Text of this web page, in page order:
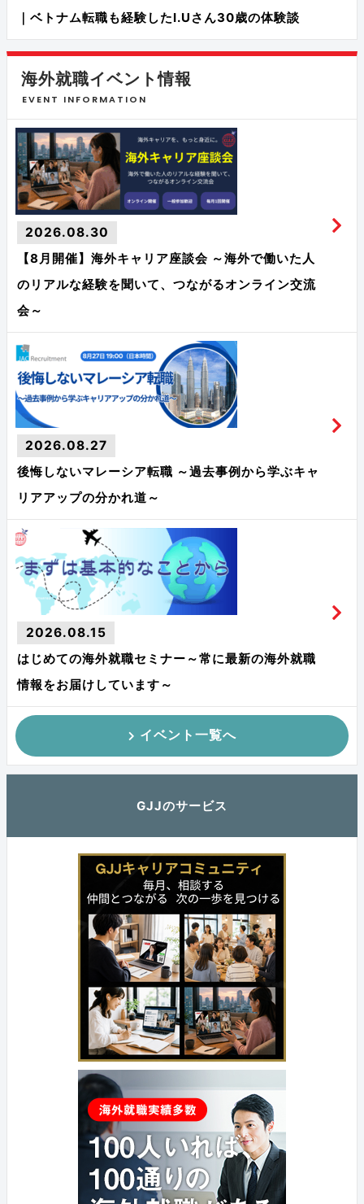
｜ベトナム転職も経験したI.Uさん30歳の体験談
海外就職イベント情報
EVENT INFORMATION
2026.08.30
【8月開催】海外キャリア座談会 ～海外で働いた人
のリアルな経験を聞いて、つながるオンライン交流
会～
2026.08.27
後悔しないマレーシア転職 ～過去事例から学ぶキャ
リアアップの分かれ道～
2026.08.15
はじめての海外就職セミナー～常に最新の海外就職
情報をお届けしています～
イベント一覧へ
GJJのサービス